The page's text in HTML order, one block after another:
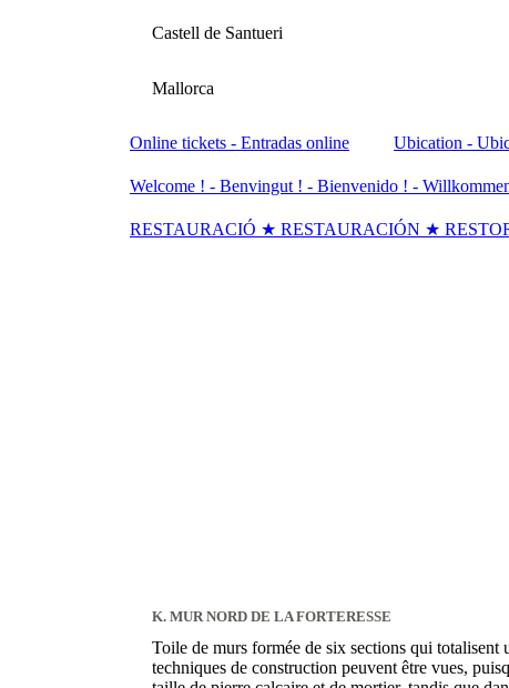
Castell de Santueri
Mallorca
Online tickets - Entradas online Ubication -
Welcome ! - Benvingut ! - Bienvenido ! -
RESTAURACIÓ ★ RESTAURACIÓN ★
K. MUR NORD DE LA FORTERESSE
Toile de murs formée de six sections qui totalisent
techniques de construction peuvent être vues,